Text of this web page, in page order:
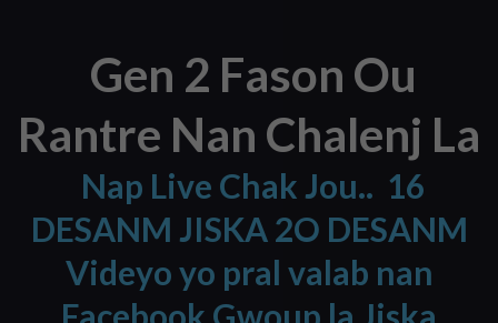
Gen 2 Fason Ou
Rantre Nan Chalenj La
Nap Live Chak Jou.. 16
DESANM JISKA 2O DESANM
Videyo yo pral valab nan